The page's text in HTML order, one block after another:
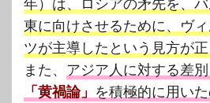
年）は、ロシアの矛先を、
東に向けさせるために、ヴ
ツが主導したという見方が
また、 アジア人に対する差
「黄禍論」 を積極的に用い